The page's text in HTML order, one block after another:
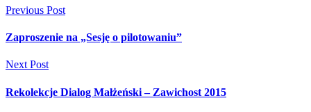
Previous Post
Zaproszenie na „Sesję o pilotowaniu”
Next Post
Rekolekcje Dialog Małżeński – Zawichost 2015